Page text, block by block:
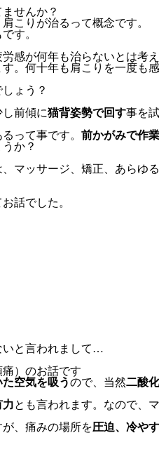
せんか？
こりが治るって概念です。
す。
感が何年も治らないとは考
。何十年も肩こりを一度も
ょう？
前傾に猫背姿勢で回す事を
って事です。 前かがみで作
か？
マッサージ、矯正、あらゆる
お話でした。
いと言われまして…
）のお話です
た空気を吸うので、当然二酸
力とも言われます。なので、
、痛みの場所を圧迫、冷やす